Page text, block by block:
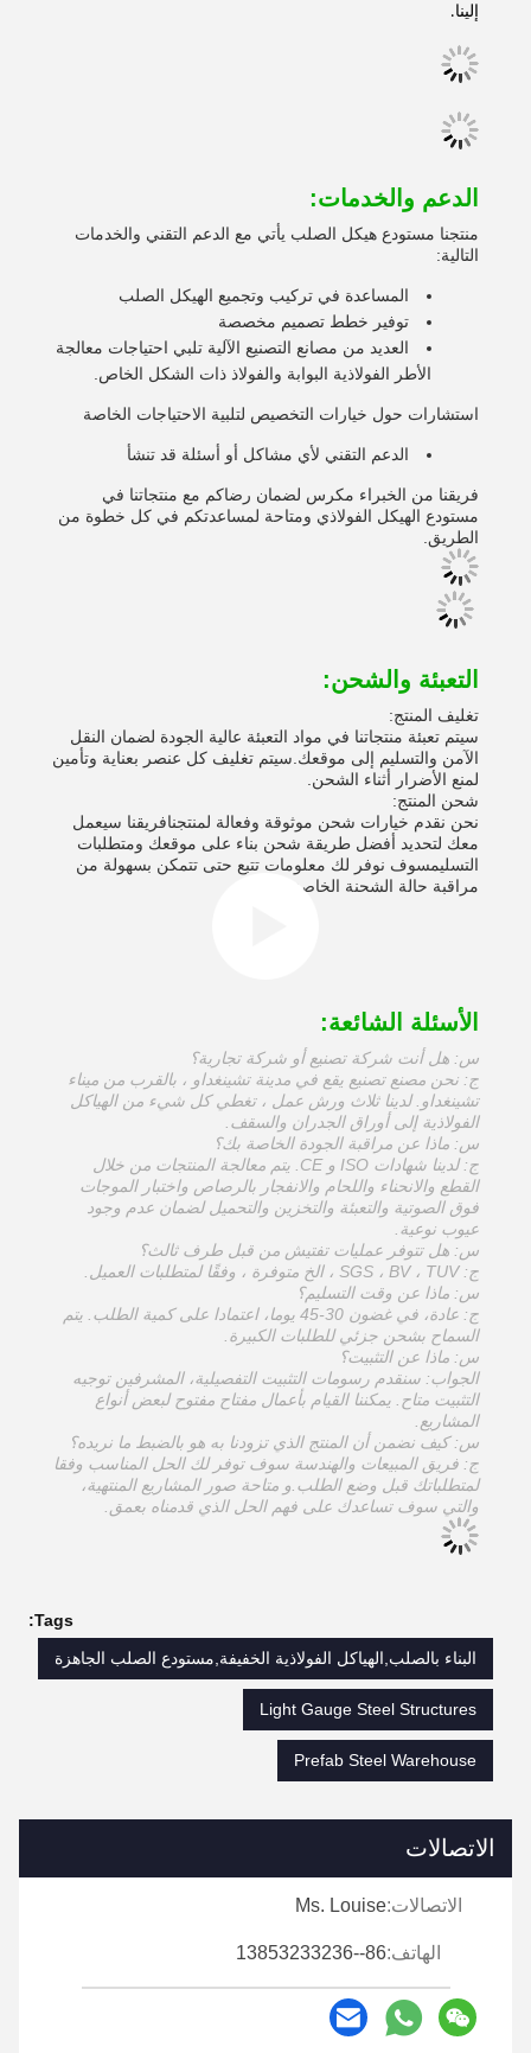
إلينا.
الدعم والخدمات:
منتجنا مستودع هيكل الصلب يأتي مع الدعم التقني والخدمات
التالية:
المساعدة في تركيب وتجميع الهيكل الصلب
توفير خطط تصميم مخصصة
العديد من مصانع التصنيع الآلية تلبي احتياجات معالجة
الأطر الفولاذية البوابة والفولاذ ذات الشكل الخاص.
استشارات حول خيارات التخصيص لتلبية الاحتياجات الخاصة
الدعم التقني لأي مشاكل أو أسئلة قد تنشأ
فريقنا من الخبراء مكرس لضمان رضاكم مع منتجاتنا في
مستودع الهيكل الفولاذي ومتاحة لمساعدتكم في كل خطوة من
الطريق.
التعبئة والشحن:
تغليف المنتج:
سيتم تعبئة منتجاتنا في مواد التعبئة عالية الجودة لضمان النقل
الآمن والتسليم إلى موقعك.سيتم تغليف كل عنصر بعناية وتأمين
لمنع الأضرار أثناء الشحن.
شحن المنتج:
نحن نقدم خيارات شحن موثوقة وفعالة لمنتجنافريقنا سيعمل
معك لتحديد أفضل طريقة شحن بناء على موقعك ومتطلبات
التسليمسوف نوفر لك معلومات تتبع حتى تتمكن بسهولة من
مراقبة حالة الشحنة الخاصة بك.
الأسئلة الشائعة:
س: هل أنت شركة تصنيع أو شركة تجارية؟
ج: نحن مصنع تصنيع يقع في مدينة تشينغداو ، بالقرب من ميناء
تشينغداو. لدينا ثلاث ورش عمل ، تغطي كل شيء من الهياكل
الفولاذية إلى أوراق الجدران والسقف.
س: ماذا عن مراقبة الجودة الخاصة بك؟
ج: لدينا شهادات ISO و CE. يتم معالجة المنتجات من خلال
القطع والانحناء واللحام والانفجار بالرصاص واختبار الموجات
فوق الصوتية والتعبئة والتخزين والتحميل لضمان عدم وجود
عيوب نوعية.
س: هل تتوفر عمليات تفتيش من قبل طرف ثالث؟
ج: SGS ، BV ، TUV ، الخ متوفرة ، وفقًا لمتطلبات العميل.
س: ماذا عن وقت التسليم؟
ج: عادة، في غضون 30-45 يوما، اعتمادا على كمية الطلب. يتم
السماح بشحن جزئي للطلبات الكبيرة.
س: ماذا عن التثبيت؟
الجواب: سنقدم رسومات التثبيت التفصيلية، المشرفين توجيه
التثبيت متاح. يمكننا القيام بأعمال مفتاح مفتوح لبعض أنواع
المشاريع.
س: كيف نضمن أن المنتج الذي تزودنا به هو بالضبط ما نريده؟
ج: فريق المبيعات والهندسة سوف توفر لك الحل المناسب وفقا
لمتطلباتك قبل وضع الطلب.و متاحة صور المشاريع المنتهية،
والتي سوف تساعدك على فهم الحل الذي قدمناه بعمق.
Tags:
البناء بالصلب,الهياكل الفولاذية الخفيفة,مستودع الصلب الجاهزة
Light Gauge Steel Structures
Prefab Steel Warehouse
الاتصالات
الاتصالات:Ms. Louise
الهاتف:86--13853233236